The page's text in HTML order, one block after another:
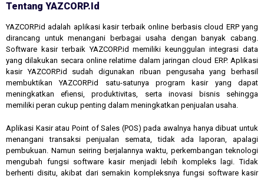
Tentang YAZCORP.id
YAZCORP.id adalah aplikasi kasir terbaik online berbasis cloud ERP yang
dirancang untuk menangani berbagai usaha dengan banyak cabang.
Software kasir terbaik YAZCORP.id memiliki keunggulan integrasi data
yang dilakukan secara online relatime dalam jaringan cloud ERP. Aplikasi
kasir YAZCORP.id sudah digunakan ribuan pengusaha yang berhasil
membuktikan YAZCORP.id satu-satunya program kasir yang dapat
meningkatkan efiensi, produktivitas, serta inovasi bisnis sehingga
memiliki peran cukup penting dalam meningkatkan penjualan usaha.
Aplikasi Kasir atau Point of Sales (POS) pada awalnya hanya dibuat untuk
menangani transaksi penjualan semata, tidak ada laporan, apalagi
pembukuan. Namun seiring berjalannya waktu, perkembangan teknologi
mengubah fungsi software kasir menjadi lebih kompleks lagi. Tidak
berhenti disitu, akibat dari semakin kompleksnya fungsi software kasir